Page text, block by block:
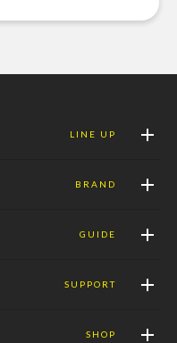
LINE UP
BRAND
GUIDE
SUPPORT
SHOP